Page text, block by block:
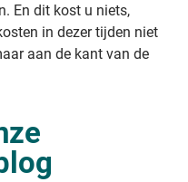
En dit kost u niets,
in dezer tijden niet
aan de kant van de